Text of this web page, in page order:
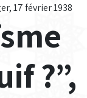
17 février 1938
?”,